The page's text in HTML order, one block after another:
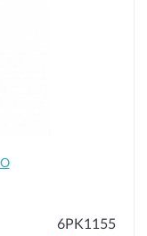
6PK1155